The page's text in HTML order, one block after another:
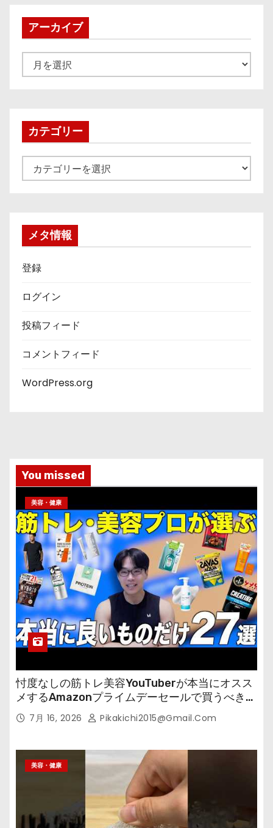
アーカイブ
ー
ブカテゴリー
テ
メタ情報
登録
ログイン
投稿フィード
コメントフィード
WordPress.org
You missed
美容・健康
忖度なしの筋トレ美容YouTuberが本当にオスス
メするAmazonプライムデーセールで買うべきも
の 7月 16, 2026 Pikakichi2015@gmail.com
美容・健康